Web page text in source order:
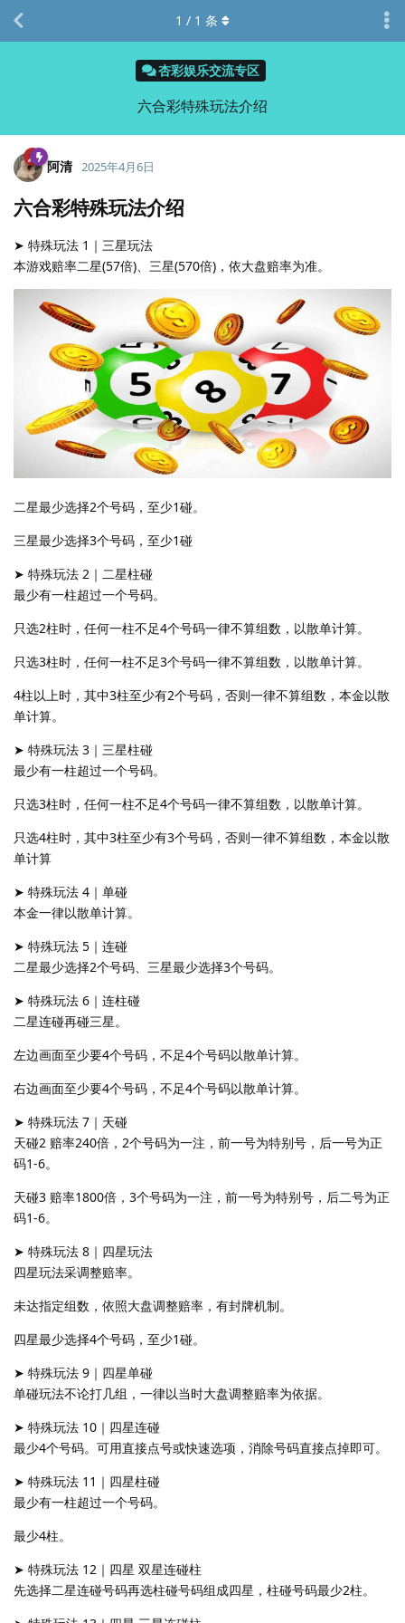
杏彩娱乐交流专区
六合彩特殊玩法介绍
1 / 1 条
阿清 2025年4月6日
六合彩特殊玩法介绍
➤ 特殊玩法 1｜三星玩法
本游戏赔率二星(57倍)、三星(570倍)，依大盘赔率为准。
二星最少选择2个号码，至少1碰。
三星最少选择3个号码，至少1碰
➤ 特殊玩法 2｜二星柱碰
最少有一柱超过一个号码。
只选2柱时，任何一柱不足4个号码一律不算组数，以散单计算。
只选3柱时，任何一柱不足3个号码一律不算组数，以散单计算。
4柱以上时，其中3柱至少有2个号码，否则一律不算组数，本金以散
单计算。
➤ 特殊玩法 3｜三星柱碰
最少有一柱超过一个号码。
只选3柱时，任何一柱不足4个号码一律不算组数，以散单计算。
只选4柱时，其中3柱至少有3个号码，否则一律不算组数，本金以散
单计算
➤ 特殊玩法 4｜单碰
本金一律以散单计算。
➤ 特殊玩法 5｜连碰
二星最少选择2个号码、三星最少选择3个号码。
➤ 特殊玩法 6｜连柱碰
二星连碰再碰三星。
左边画面至少要4个号码，不足4个号码以散单计算。
右边画面至少要4个号码，不足4个号码以散单计算。
➤ 特殊玩法 7｜天碰
天碰2 赔率240倍，2个号码为一注，前一号为特别号，后一号为正
码1-6。
天碰3 赔率1800倍，3个号码为一注，前一号为特别号，后二号为正
码1-6。
➤ 特殊玩法 8｜四星玩法
四星玩法采调整赔率。
未达指定组数，依照大盘调整赔率，有封牌机制。
四星最少选择4个号码，至少1碰。
➤ 特殊玩法 9｜四星单碰
单碰玩法不论打几组，一律以当时大盘调整赔率为依据。
➤ 特殊玩法 10｜四星连碰
最少4个号码。可用直接点号或快速选项，消除号码直接点掉即可。
➤ 特殊玩法 11｜四星柱碰
最少有一柱超过一个号码。
最少4柱。
➤ 特殊玩法 12｜四星 双星连碰柱
先选择二星连碰号码再选柱碰号码组成四星，柱碰号码最少2柱。